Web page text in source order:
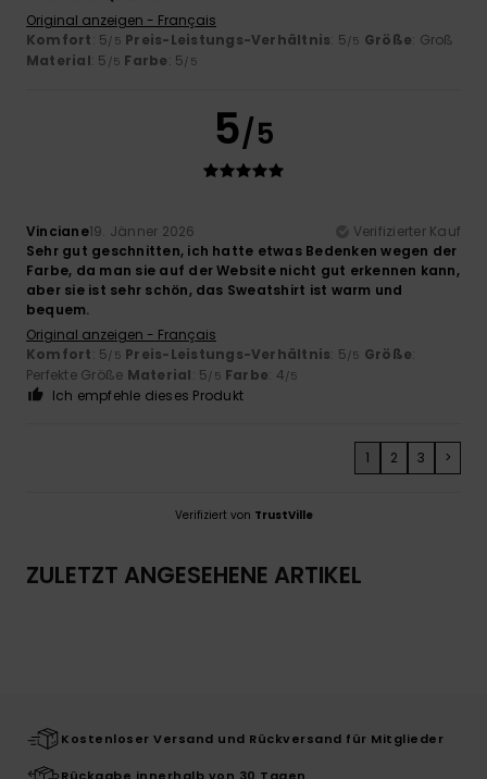
Original anzeigen - Français
Komfort: 5/5 Preis-Leistungs-Verhältnis: 5/5 Größe: Groß
Material: 5 /5 Farbe: 5/5
5/5
Vinciane19. Jänner 2026
Verifizierter Kauf
Sehr gut geschnitten, ich hatte etwas Bedenken wegen der
Farbe, da man sie auf der Website nicht gut erkennen kann,
aber sie ist sehr schön, das Sweatshirt ist warm und
bequem.
Original anzeigen - Français
Komfort: 5/5 Preis-Leistungs-Verhältnis: 5/5 Größe:
Perfekte Größe Material: 5/5 Farbe: 4/5
Ich empfehle dieses Produkt
1 2 3 >
Verifiziert von TrustVille
ZULETZT ANGESEHENE ARTIKEL
Kostenloser Versand und Rückversand für Mitglieder
Rückgabe innerhalb von 30 Tagen